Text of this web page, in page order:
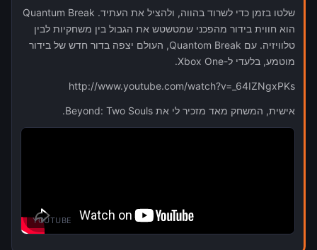
שלטו בזמן כדי לשרוד בהווה, ולהציל את העתיד. Quantum Break
הוא חווית בידור מהפכני שמטשטש את הגבול בין משחקיות לבין
טלוויזיה. עם Quantom Break, העולם יצפה בדור חדש של בידור
מוטמע, בלעדי ל-Xbox One.
http://www.youtube.com/watch?v=_64IZNgxPKs
אישית, המשחק מאד מזכיר לי את Beyond: Two Souls.
YOUTUBE